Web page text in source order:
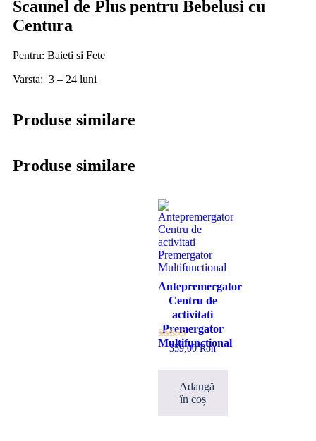
Scaunel de Plus pentru Bebelusi cu
Centura
Pentru: Baieti si Fete
Varsta: 3 – 24 luni
Produse similare
Produse similare
Antepremergator
Centru de
activitati
Premergator
Multifunctional
Evaluat la
359,00Ron
Adaugă
în coș